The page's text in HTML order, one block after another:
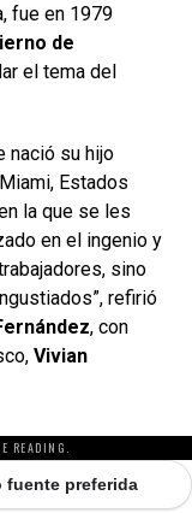
fue en 1979
de
el tema del
nació su hijo
Estados
la que se les
en el ingenio y
sino
refirió
, con
Vivian
READING.
fuente preferida